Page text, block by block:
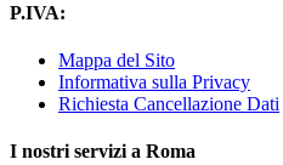
P.IVA:
Mappa del Sito
Informativa sulla Privacy
Richiesta Cancellazione Dati
I nostri servizi a Roma